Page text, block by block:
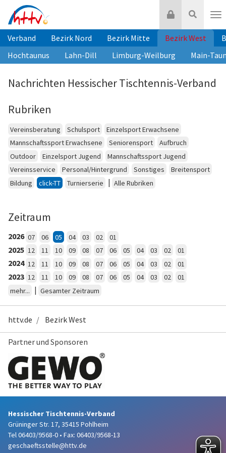
Inhalt
springen
Suche
Login
Verband Bezirk Nord Bezirk Mitte Bezirk West
Hochtaunus
Lahn-Dill Limburg-Weilburg Main-
Nachrichten Hessischer Tischtennis-Verband
Rubriken
Vereinsberatung Schulsport
Einzelsport Erwachsene
Mannschaftssport Erwachsene
Seniorensport
Aufbruch
Outdoor
Einzelsport Jugend
Mannschaftssport Jugend
Vereinsservice
Personal/Hintergrund Sonstiges
Breitensport
Bildung
click-TT Turnierserie | Alle Rubriken
Zeitraum
2026 07 06 05 04 03 02 01
2025 12 11 10 09 08 07 06 05 04 03 02 01
2024 12 11 10 09 08 07 06 05 04 03 02 01
2023 12 11 10 09 08 07 06 05 04 03 02
01
mehr...
| Gesamter Zeitraum
httv.de Bezirk West
Partner und Sponsoren
Hessischer Tischtennis-Verband
Grüninger Str. 17, 35415 Pohlheim
Tel 06403/9568-0 • Fax: 06403/9568-13
geschaeftsstelle@httv.de